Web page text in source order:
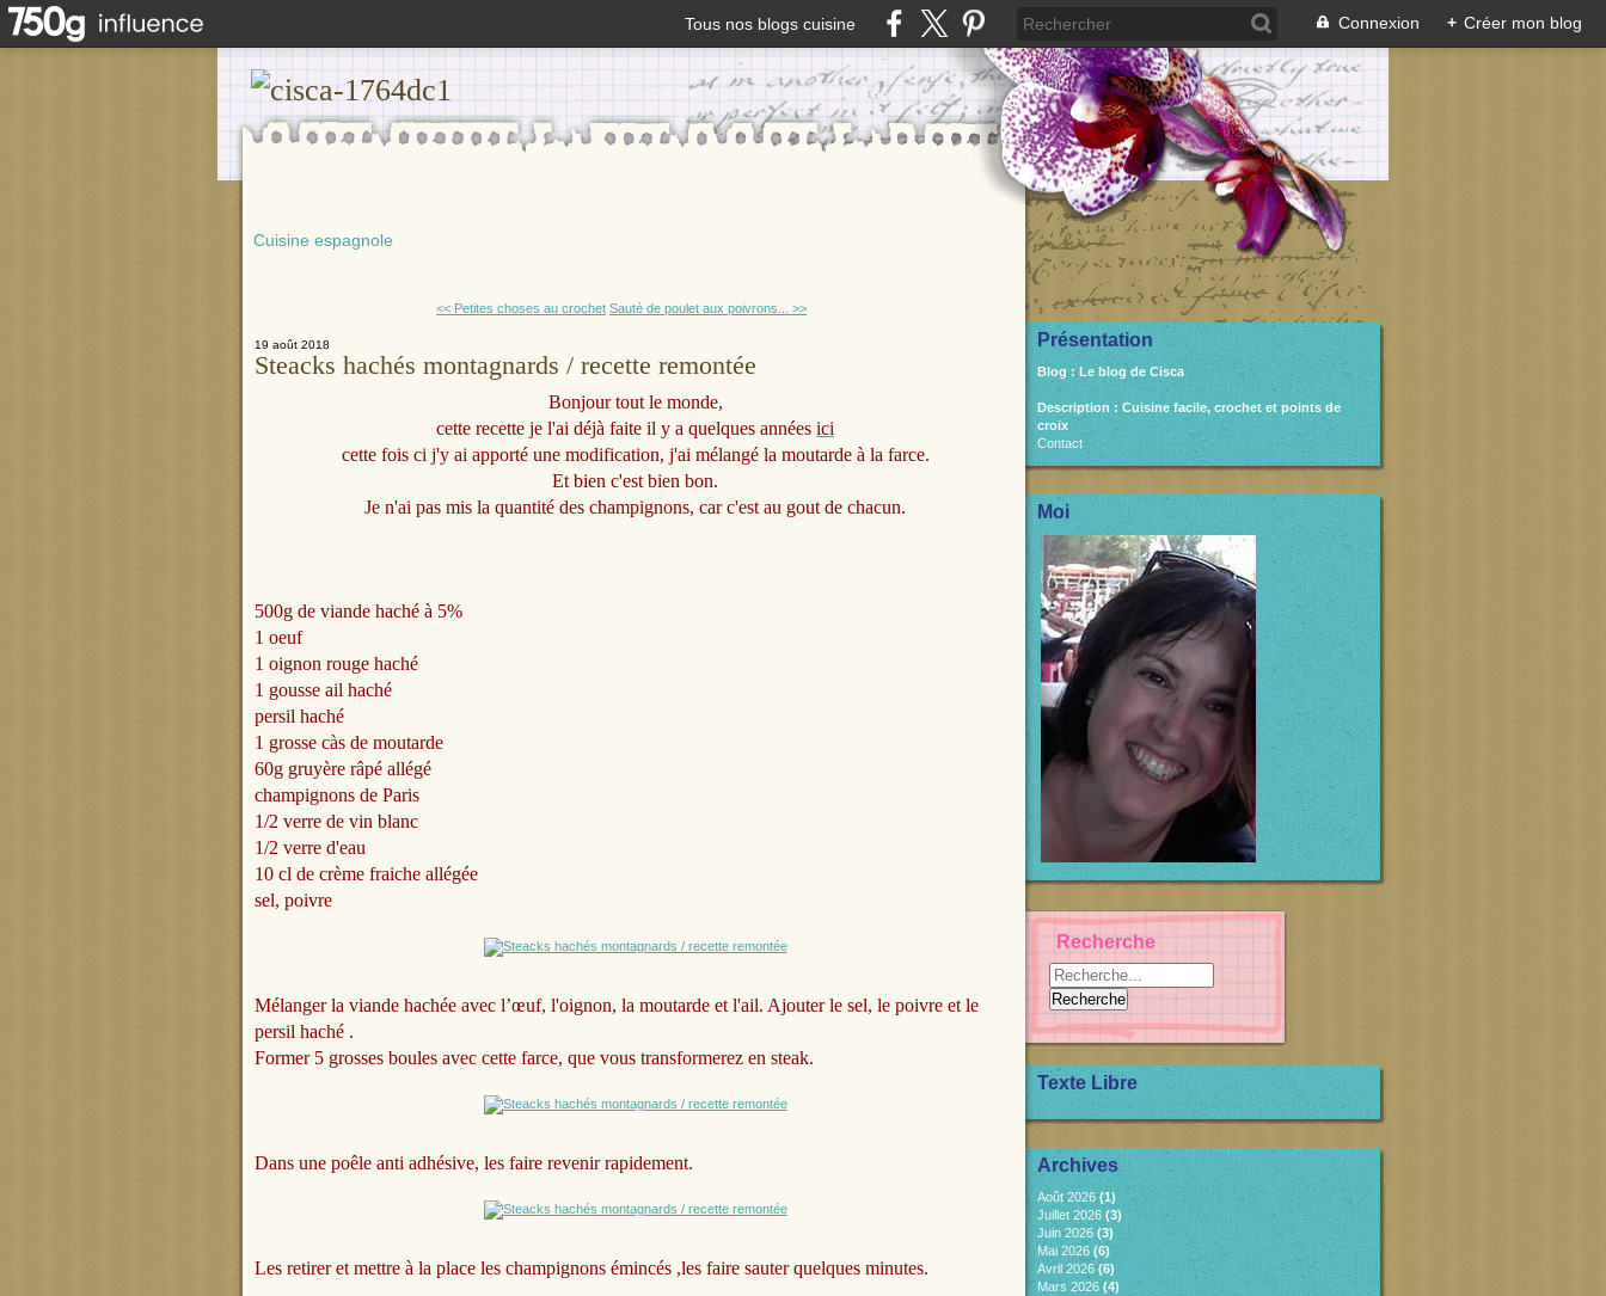
Tous nos blogs cuisine Connexion + Créer mon blog
Cuisine espagnole
<< Petites choses au crochet Sauté de poulet aux poivrons... >>
19 août 2018
Steacks hachés montagnards / recette remontée
Bonjour tout le monde,
cette recette je l'ai déjà faite il y a quelques années ici
cette fois ci j'y ai apporté une modification, j'ai mélangé la moutarde à la farce.
Et bien c'est bien bon.
Je n'ai pas mis la quantité des champignons, car c'est au gout de chacun.
500g de viande haché à 5%
1 oeuf
1 oignon rouge haché
1 gousse ail haché
persil haché
1 grosse càs de moutarde
60g gruyère râpé allégé
champignons de Paris
1/2 verre de vin blanc
1/2 verre d'eau
10 cl de crème fraiche allégée
sel, poivre
Mélanger la viande hachée avec l’œuf, l'oignon, la moutarde et l'ail. Ajouter le sel, le poivre et le
persil haché .
Former 5 grosses boules avec cette farce, que vous transformerez en steak.
Dans une poêle anti adhésive, les faire revenir rapidement.
Les retirer et mettre à la place les champignons émincés ,les faire sauter quelques minutes.
Présentation
Blog : Le blog de Cisca
Description : Cuisine facile, crochet et points de
croix
Contact
Moi
Recherche
Texte Libre
Archives
Août 2026(1)
Juillet 2026 (3)
Juin 2026 (3)
Mai 2026 (6)
Avril 2026 (6)
Mars 2026 (4)